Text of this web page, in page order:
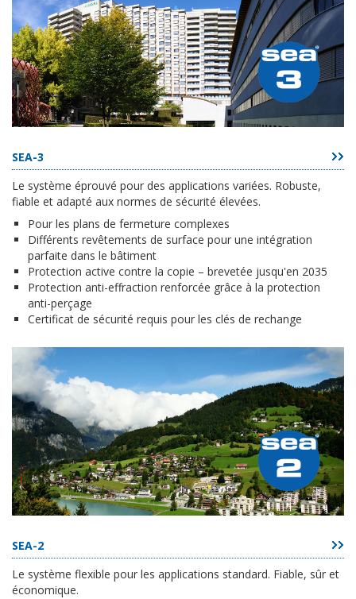
SEA-3
Le système éprouvé pour des applications variées. Robuste,
fiable et adapté aux normes de sécurité élevées.
Pour les plans de fermeture complexes
Différents revêtements de surface pour une intégration
parfaite dans le bâtiment
Protection active contre la copie – brevetée jusqu'en 2035
Protection anti-effraction renforcée grâce à la protection
anti-perçage
Certificat de sécurité requis pour les clés de rechange
SEA-2
Le système flexible pour les applications standard. Fiable, sûr et
économique.